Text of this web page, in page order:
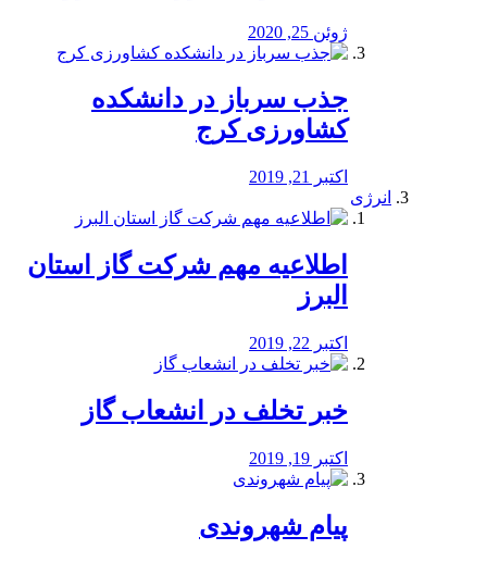
ژوئن 25, 2020
جذب سرباز در دانشکده
کشاورزی کرج
اکتبر 21, 2019
انرژی
️اطلاعیه مهم شرکت گاز استان
البرز
اکتبر 22, 2019
خبر تخلف در انشعاب گاز
اکتبر 19, 2019
پیام شهروندی